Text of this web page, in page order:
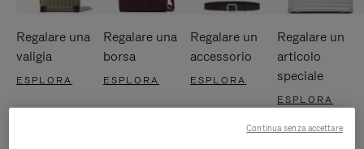
Regalare una
valigia
ESPLORA
Regalare una
borsa
ESPLORA
Regalare un
accessorio
ESPLORA
Regalare un
articolo
speciale
ESPLORA
Continua senza accettare